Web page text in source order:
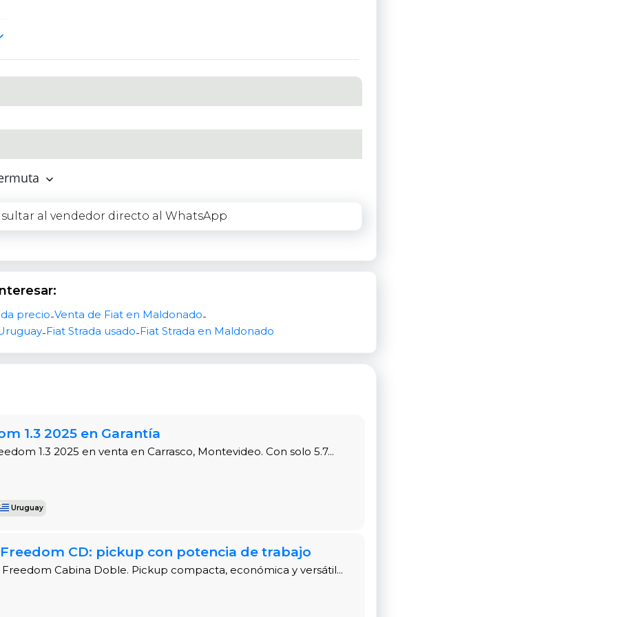
estado, sin problemas mecánicos.
transferencia inmediata.
y Rendimiento Versátil
naftero
y economía de combustible. Su
que el control de tracción delantera
: 58 litros.
y Estilizado
Cd 2018 cuenta con una carrocería tipo
maniobrar en la ciudad o cargar equipo. Las
robusto.
: 2.442 mm.
para el Conductor
para ofrecer comodidad en cada viaje. Incluye
al vendedor directo al WhatsApp
precio-Venta de Fiat en Maldonado-
-Fiat Strada usado-Fiat Strada en Maldonado
1.3 2025 en Garantía
1.3 2025 en venta en Carrasco, Montevideo. Con solo 5.7...
Uruguay
Freedom CD: pickup con potencia de trabajo
Freedom Cabina Doble. Pickup compacta, económica y versátil...